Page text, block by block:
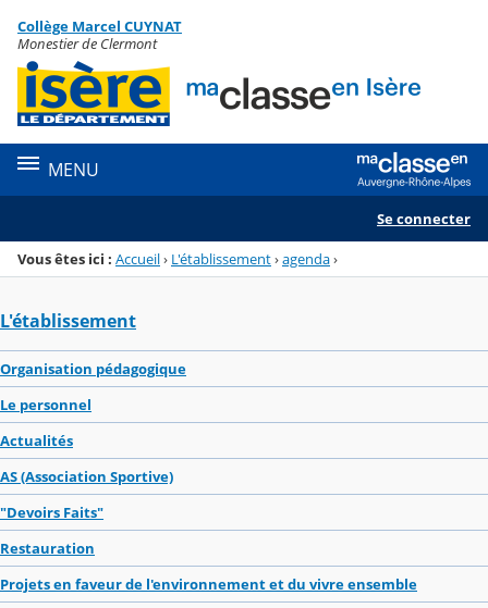
Menu de la rubrique
Contenu
Collège Marcel CUYNAT
Monestier de Clermont
MENU
Se connecter
Vous êtes ici : Accueil› L'établissement›agenda›
L'établissement
Organisation pédagogique
Le personnel
Actualités
AS (Association Sportive)
"Devoirs Faits"
Restauration
Projets en faveur de l'environnement et du vivre ensemble